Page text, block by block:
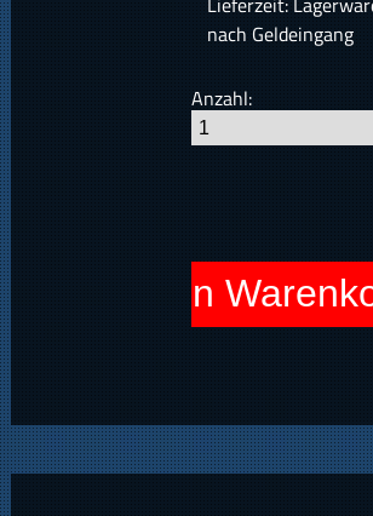
nach Geldeingang
Anzahl:
In den